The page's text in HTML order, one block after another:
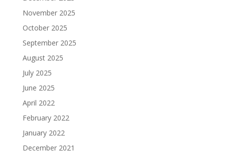
November 2025
October 2025
September 2025
August 2025
July 2025
June 2025
April 2022
February 2022
January 2022
December 2021